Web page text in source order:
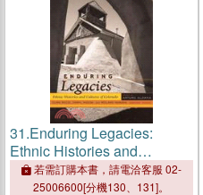
31.Enduring Legacies:
Ethnic Histories and
Cultures of Colorado
若需訂購本書，請電洽客服 02-
25006600[分機130、131]。